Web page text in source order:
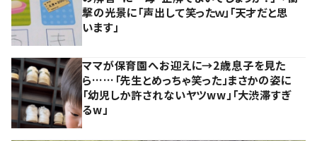
撃の光景に「声出して笑ったｗ」「天才だと思
います」
ママが保育園へお迎えに→2歳息子を見た
ら……「先生とめっちゃ笑った」まさかの姿に
「幼児しか許されないヤツww」「大渋滞すぎ
るw」